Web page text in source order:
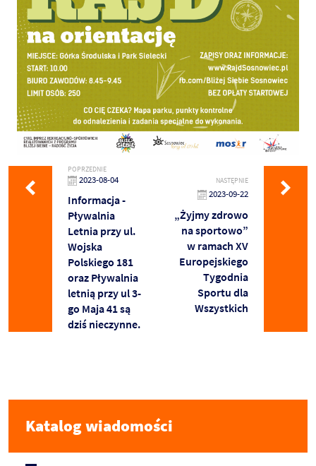
POPRZEDNIE
2023-08-04
Informacja -
Pływalnia
Letnia przy ul.
Wojska
Polskiego 181
oraz Pływalnia
letnią przy ul 3-
go Maja 41 są
dziś nieczynne.
NASTĘPNIE
2023-09-22
„Żyjmy zdrowo
na sportowo”
w ramach XV
Europejskiego
Tygodnia
Sportu dla
Wszystkich
Katalog wiadomości